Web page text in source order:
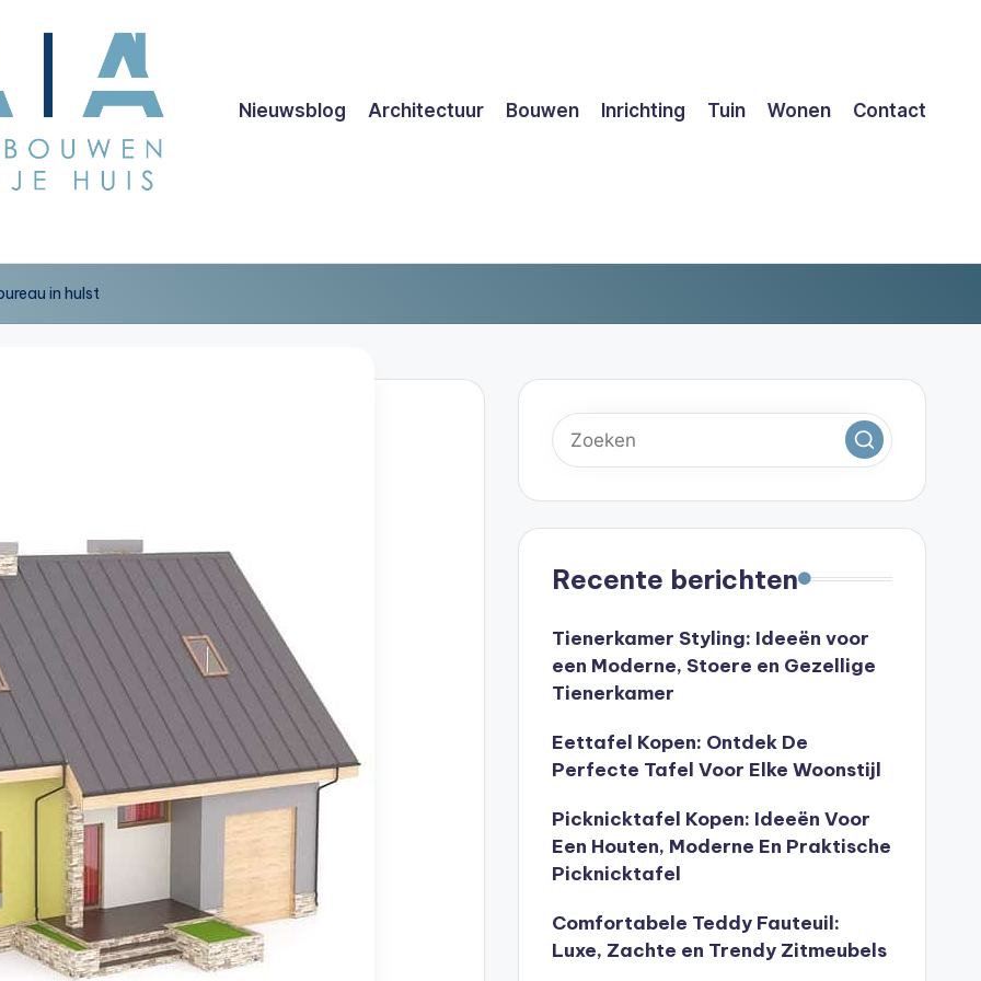
Nieuwsblog Architectuur Bouwen Inrichting Tuin Wonen Contact
in hulst
Recente berichten
Tienerkamer Styling: Ideeën voor
een Moderne, Stoere en Gezellige
Tienerkamer
Eettafel Kopen: Ontdek De
Perfecte Tafel Voor Elke Woonstijl
Picknicktafel Kopen: Ideeën Voor
Een Houten, Moderne En Praktische
Picknicktafel
Comfortabele Teddy Fauteuil:
Luxe, Zachte en Trendy Zitmeubels